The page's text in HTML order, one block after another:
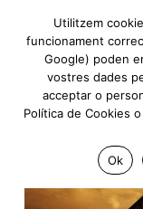
Utilitzem
funcionament
Google) poden
vostres dades
acceptar o
Política de Cookies
Ok